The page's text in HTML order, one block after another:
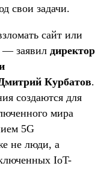
свои задачи.
сайт или
— заявил директор
Курбатов.
создаются для
мира
5G
не люди, а
IoT-